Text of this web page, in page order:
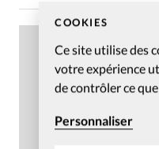
COOKIES
Ce site utilise des
votre expérience
de contrôler ce
Personnaliser